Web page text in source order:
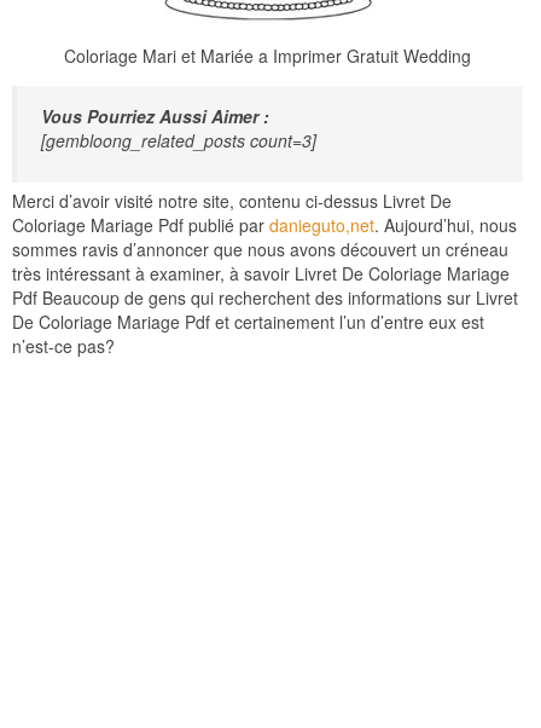
Coloriage Mari et Mariée a Imprimer Gratuit Wedding
Vous Pourriez Aussi Aimer :
[gembloong_related_posts count=3]
Merci d’avoir visité notre site, contenu ci-dessus Livret De
Coloriage Mariage Pdf publié par danieguto,net. Aujourd’hui, nous
sommes ravis d’annoncer que nous avons découvert un créneau
très intéressant à examiner, à savoir Livret De Coloriage Mariage
Pdf Beaucoup de gens qui recherchent des informations sur Livret
De Coloriage Mariage Pdf et certainement l’un d’entre eux est
n’est-ce pas?